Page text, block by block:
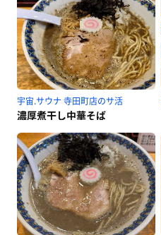
宇宙.サウナ 寺田町店のサ活
濃厚煮干し中華そば